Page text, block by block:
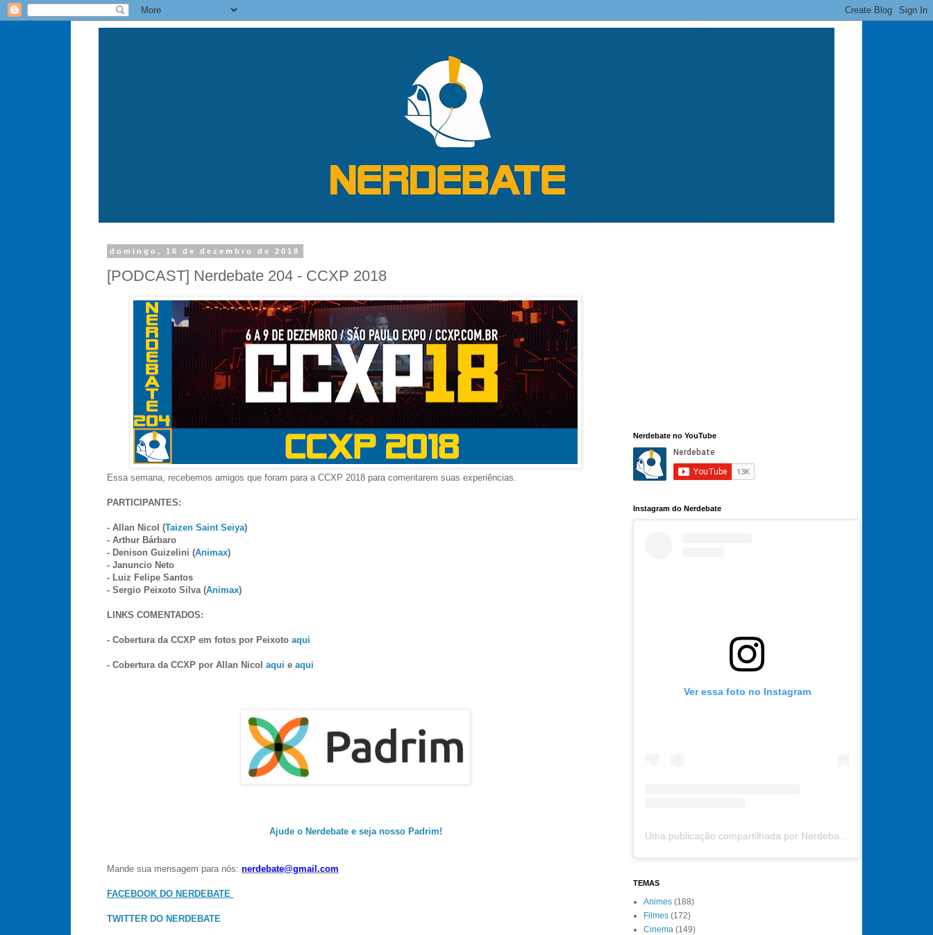
domingo, 16 de dezembro de 2018
[PODCAST] Nerdebate 204 - CCXP 2018
Essa semana, recebemos amigos que foram para a CCXP 2018 para comentarem suas experiências.
PARTICIPANTES:
- Allan Nicol (Taizen Saint Seiya)
- Arthur Bárbaro
- Denison Guizelini (Animax)
- Januncio Neto
- Luiz Felipe Santos
- Sergio Peixoto Silva (Animax)
LINKS COMENTADOS:
- Cobertura da CCXP em fotos por Peixoto aqui
- Cobertura da CCXP por Allan Nicol aqui e aqui
Ajude o Nerdebate e seja nosso Padrim!
Mande sua mensagem para nós: nerdebate@gmail.com
FACEBOOK DO NERDEBATE
TWITTER DO NERDEBATE
Nerdebate no YouTube
Instagram do Nerdebate
Ver essa foto no Instagram
TEMAS
Animes (188)
Filmes (172)
Cinema (149)